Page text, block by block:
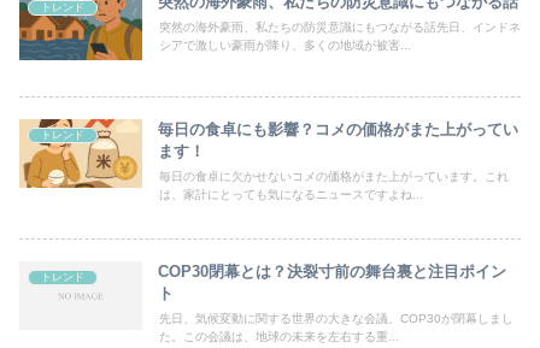
トレンド
突然の海外豪雨、私たちの防災意識にもつながる話先日、インドネ
シアで激しい豪雨が降り、多くの地域が被害...
トレンド
毎日の食卓にも影響？コメの価格がまた上がってい
ます！
毎日の食卓に欠かせないコメの価格がまた上がっています。これ
は、家計にとっても気になるニュースですよね...
トレンド
COP30閉幕とは？決裂寸前の舞台裏と注目ポイン
ト
先日、気候変動に関する世界の大きな会議、COP30が閉幕しまし
た。この会議は、地球の未来を左右する重...